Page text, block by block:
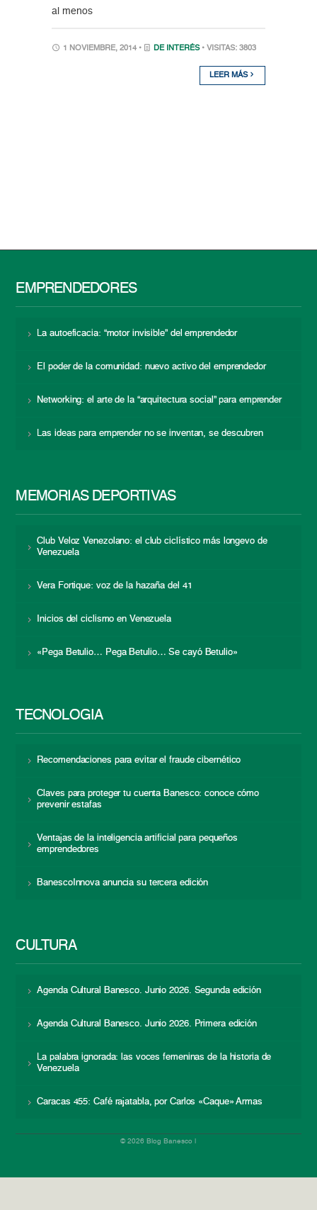
al menos
1 NOVIEMBRE, 2014 • DE INTERÉS • VISITAS: 3803
LEER MÁS
EMPRENDEDORES
La autoeficacia: “motor invisible” del emprendedor
El poder de la comunidad: nuevo activo del emprendedor
Networking: el arte de la “arquitectura social” para emprender
Las ideas para emprender no se inventan, se descubren
MEMORIAS DEPORTIVAS
Club Veloz Venezolano: el club ciclístico más longevo de
Venezuela
Vera Fortique: voz de la hazaña del 41
Inicios del ciclismo en Venezuela
«Pega Betulio… Pega Betulio… Se cayó Betulio»
TECNOLOGÍA
Recomendaciones para evitar el fraude cibernético
Claves para proteger tu cuenta Banesco: conoce cómo
prevenir estafas
Ventajas de la inteligencia artificial para pequeños
emprendedores
BanescoInnova anuncia su tercera edición
CULTURA
Agenda Cultural Banesco. Junio 2026. Segunda edición
Agenda Cultural Banesco. Junio 2026. Primera edición
La palabra ignorada: las voces femeninas de la historia de
Venezuela
Caracas 455: Café rajatabla, por Carlos «Caque» Armas
© 2026 Blog Banesco |